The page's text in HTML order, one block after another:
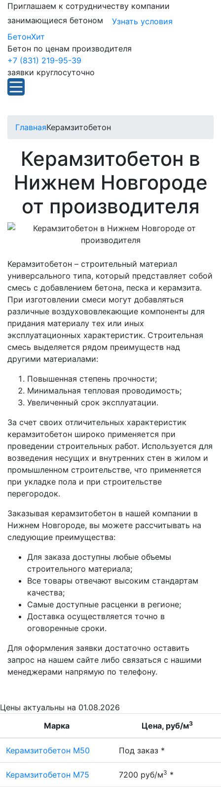
Приглашаем к сотрудничеству компании
занимающиеся бетоном
Узнать условия
БетонХит
Бетон по ценам производителя
+7 (831) 219-95-39
заявки круглосуточно
ГлавнаяКерамзитобетон
Керамзитобетон в
Нижнем Новгороде
от производителя
Керамзитобетон – строительный материал
универсального типа, который представляет собой
смесь с добавлением бетона, песка и керамзита.
При изготовлении смеси могут добавляться
различные воздухововлекающие компоненты для
придания материалу тех или иных
эксплуатационных характеристик. Строительная
смесь выделяется рядом преимуществ над
другими материалами:
Повышенная степень прочности;
Минимальная тепловая проводимость;
Увеличенный срок эксплуатации.
За счет своих отличительных характеристик
керамзитобетон широко применяется при
проведении строительных работ. Используется для
возведения несущих и внутренних стен в жилом и
промышленном строительстве, что применяется
при укладке пола и при строительстве
перегородок.
Заказывая керамзитобетон в нашей компании в
Нижнем Новгороде, вы можете рассчитывать на
следующие преимущества:
Для заказа доступны любые объемы
строительного материала;
Все товары отвечают высоким стандартам
качества;
Самые доступные расценки в регионе;
Доставка осуществляется точно в
оговоренные сроки.
Для оформления заявки достаточно оставить
запрос на нашем сайте либо связаться с нашими
менеджерами напрямую по телефону.
Цены актуальны на 01.08.2026
Марка
Цена, руб/м3
Керамзитобетон М50 Под заказ *
Керамзитобетон М75 7200 руб/м3 *